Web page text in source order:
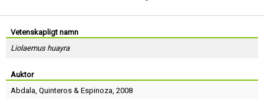
Vetenskapligt namn
Liolaemus huayra
Auktor
Abdala, Quinteros & Espinoza, 2008
Lösenord: